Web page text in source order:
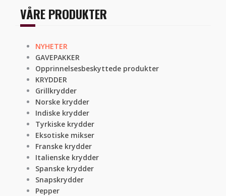
VÅRE PRODUKTER
NYHETER
GAVEPAKKER
Opprinnelsesbeskyttede produkter
KRYDDER
Grillkrydder
Norske krydder
Indiske krydder
Tyrkiske krydder
Eksotiske mikser
Franske krydder
Italienske krydder
Spanske krydder
Snapskrydder
Pepper